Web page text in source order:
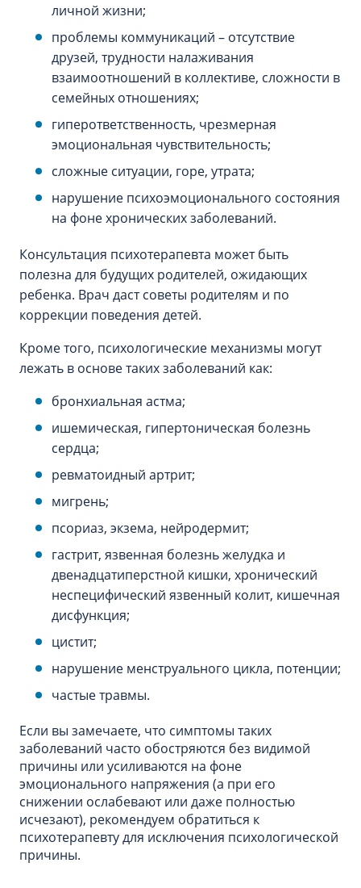
личной жизни;
проблемы коммуникаций – отсутствие
друзей, трудности налаживания
взаимоотношений в коллективе, сложности в
семейных отношениях;
гиперответственность, чрезмерная
эмоциональная чувствительность;
сложные ситуации, горе, утрата;
нарушение психоэмоционального состояния
на фоне хронических заболеваний.
Консультация психотерапевта может быть
полезна для будущих родителей, ожидающих
ребенка. Врач даст советы родителям и по
коррекции поведения детей.
Кроме того, психологические механизмы могут
лежать в основе таких заболеваний как:
бронхиальная астма;
ишемическая, гипертоническая болезнь
сердца;
ревматоидный артрит;
мигрень;
псориаз, экзема, нейродермит;
гастрит, язвенная болезнь желудка и
двенадцатиперстной кишки, хронический
неспецифический язвенный колит, кишечная
дисфункция;
цистит;
нарушение менструального цикла, потенции;
частые травмы.
Если вы замечаете, что симптомы таких
заболеваний часто обостряются без видимой
причины или усиливаются на фоне
эмоционального напряжения (а при его
снижении ослабевают или даже полностью
исчезают), рекомендуем обратиться к
психотерапевту для исключения психологической
причины.